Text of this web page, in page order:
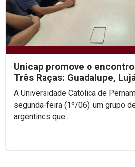
Unicap promove o
Três Raças: Guadalupe,
A Universidade Católica de
segunda-feira (1º/06), um grupo
argentinos que...